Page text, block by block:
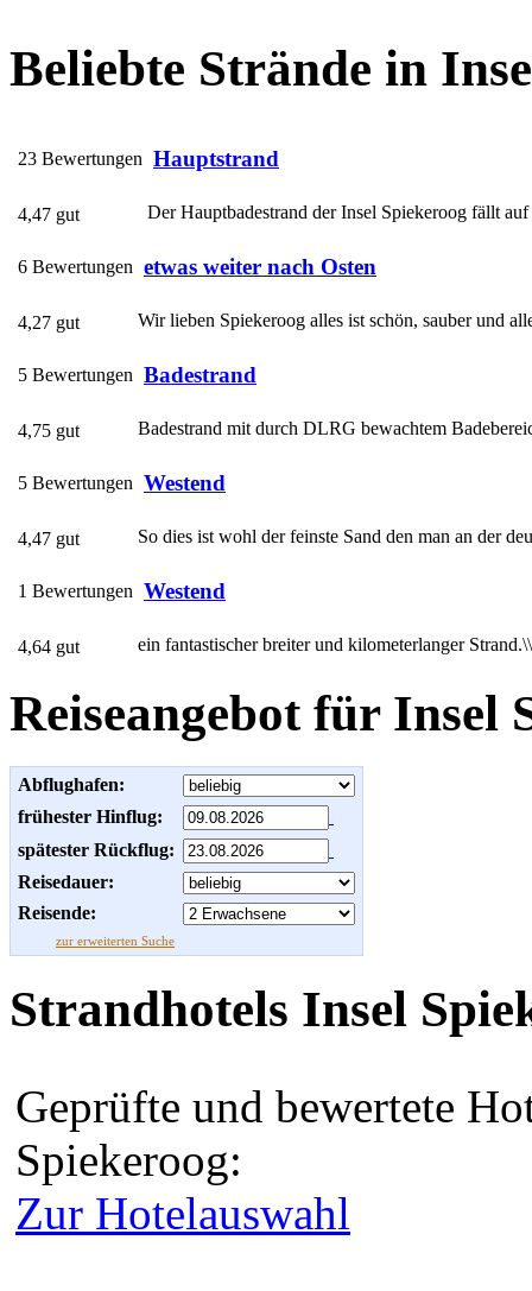
Beliebte Strände in
23 Bewertungen Hauptstrand
Der Hauptbadestrand der Insel Spiekeroog fällt
4,47 gut
6 Bewertungen etwas weiter nach Osten
Wir lieben Spiekeroog alles ist schön, sauber und
4,27 gut
5 Bewertungen Badestrand
Badestrand mit durch DLRG bewachtem
4,75 gut
5 Bewertungen Westend
So dies ist wohl der feinste Sand den man an der
4,47 gut
1 Bewertungen Westend
ein fantastischer breiter und kilometerlanger
4,64 gut
Reiseangebot für Insel
Abflughafen:
frühester Hinflug:
spätester Rückflug:
Reisedauer:
Reisende:
zur erweiterten Suche
Strandhotels Insel
Geprüfte und bewertete
Spiekeroog:
Zur Hotelauswahl